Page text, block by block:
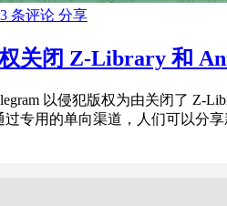
3 条评论 分享
关闭 Z-Library 和
以侵犯版权为由关闭了 Z-
专用的单向渠道，人们可以分